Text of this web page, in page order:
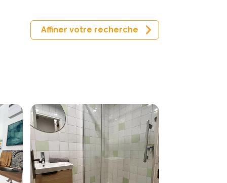
Affiner votre recherche